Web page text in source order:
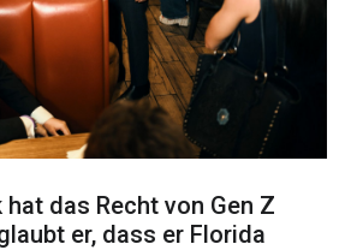
das Recht von Gen Z
er, dass er Florida